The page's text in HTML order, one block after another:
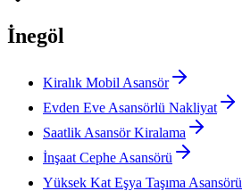
İnegöl
Kiralık Mobil Asansör
Evden Eve Asansörlü Nakliyat
Saatlik Asansör Kiralama
İnşaat Cephe Asansörü
Yüksek Kat Eşya Taşıma Asansörü